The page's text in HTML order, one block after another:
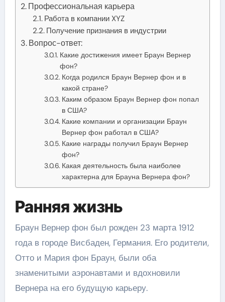
Профессиональная карьера
Работа в компании XYZ
Получение признания в индустрии
Вопрос-ответ:
Какие достижения имеет Браун Вернер
фон?
Когда родился Браун Вернер фон и в
какой стране?
Каким образом Браун Вернер фон попал
в США?
Какие компании и организации Браун
Вернер фон работал в США?
Какие награды получил Браун Вернер
фон?
Какая деятельность была наиболее
характерна для Брауна Вернера фон?
Ранняя жизнь
Браун Вернер фон был рожден 23 марта 1912
года в городе Висбаден, Германия. Его родители,
Отто и Мария фон Браун, были оба
знаменитыми аэронавтами и вдохновили
Вернера на его будущую карьеру.